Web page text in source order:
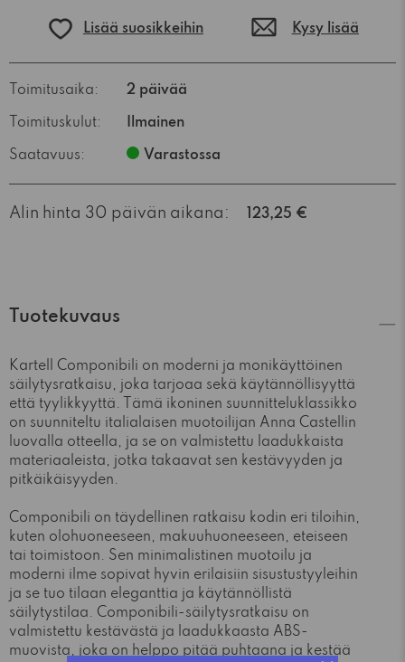
Lisää suosikkeihin Kysy lisää
Toimitusaika: 2 päivää
Toimituskulut: Ilmainen
Saatavuus: Varastossa
Alin hinta 30 päivän aikana: 123,25 €
Tuotekuvaus
Kartell Componibili on moderni ja monikäyttöinen
säilytysratkaisu, joka tarjoaa sekä käytännöllisyyttä
että tyylikkyyttä. Tämä ikoninen suunnitteluklassikko
on suunniteltu italialaisen muotoilijan Anna Castellin
luovalla otteella, ja se on valmistettu laadukkaista
materiaaleista, jotka takaavat sen kestävyyden ja
pitkäikäisyyden.
Componibili on täydellinen ratkaisu kodin eri tiloihin,
kuten olohuoneeseen, makuuhuoneeseen, eteiseen
tai toimistoon. Sen minimalistinen muotoilu ja
moderni ilme sopivat hyvin erilaisiin sisustustyyleihin
ja se tuo tilaan eleganttia ja käytännöllistä
säilytystilaa. Componibili-säilytysratkaisu on
valmistettu kestävästä ja laadukkaasta ABS-
muovista, joka on helppo pitää puhtaana ja kestää